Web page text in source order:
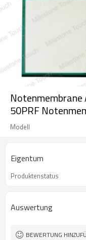
Notenmembrane
50PRF
Modell
Eigentum
Produktenstatus
Auswertung
BEWERTUNG